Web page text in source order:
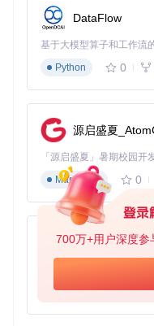
700万+用户深度参
不同平台的具体编译步
根目录下的
验证方法
成功启动游戏后，可通
主菜单应显示完整的
新建游戏后，能正常
尝试保存并加载游戏
调整显示设置，验证
深度探索：开源架
核心模块
Julius采用模块化设计
：位于
DataFlow
基于大模型算子和工作流
Python
0
源启盛夏
Markdown
0
py-xiaozhi
Python
0